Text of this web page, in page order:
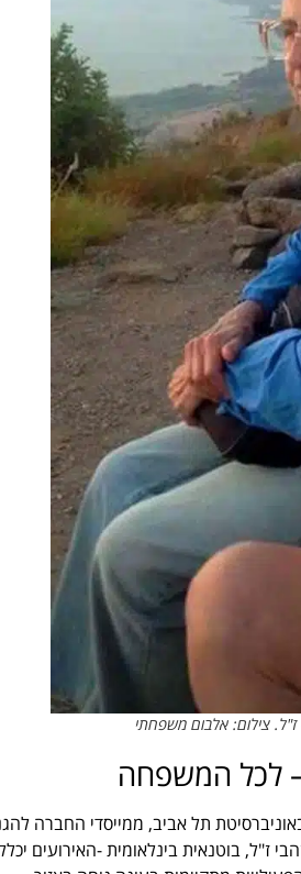
צילום: אלבום משפחתי
– לכל המשפחה
באוניברסיטת תל אביב, ממייסדי החברה
בוטנאית בינלאומית -האירועים